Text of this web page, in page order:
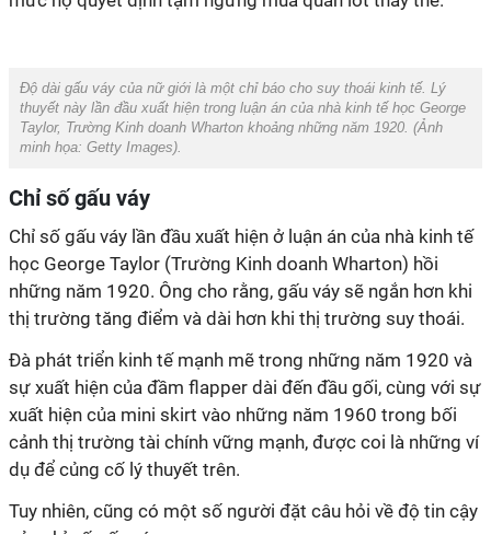
Độ dài gấu váy của nữ giới là một chỉ báo cho suy thoái kinh tế. Lý
thuyết này lần đầu xuất hiện trong luận án của nhà kinh tế học George
Taylor, Trường Kinh doanh Wharton khoảng những năm 1920. (Ảnh
minh họa: Getty Images).
Chỉ số gấu váy
Chỉ số gấu váy lần đầu xuất hiện ở luận án của nhà kinh tế
học George Taylor (Trường Kinh doanh Wharton) hồi
những năm 1920. Ông cho rằng, gấu váy sẽ ngắn hơn khi
thị trường tăng điểm và dài hơn khi thị trường suy thoái.
Đà phát triển kinh tế mạnh mẽ trong những năm 1920 và
sự xuất hiện của đầm flapper dài đến đầu gối, cùng với sự
xuất hiện của mini skirt vào những năm 1960 trong bối
cảnh thị trường tài chính vững mạnh, được coi là những ví
dụ để củng cố lý thuyết trên.
Tuy nhiên, cũng có một số người đặt câu hỏi về độ tin cậy